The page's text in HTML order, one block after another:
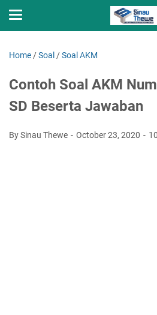
Home /Soal /Soal AKM
Contoh Soal AKM
SD Beserta Jawaban
By Sinau Thewe October 23, 2020